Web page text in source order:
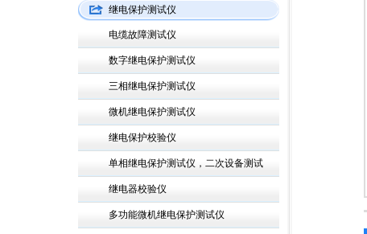
继电保护测试仪
电缆故障测试仪
数字继电保护测试仪
三相继电保护测试仪
微机继电保护测试仪
继电保护校验仪
单相继电保护测试仪，二次设备测试
继电器校验仪
多功能微机继电保护测试仪